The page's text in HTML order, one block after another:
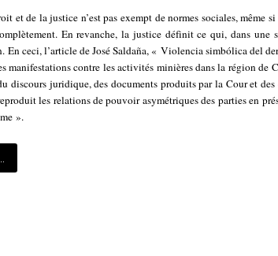
et de la justice n’est pas exempt de normes sociales, même
En revanche, la justice définit ce qui, dans une
En ceci, l’article de José Saldaña, « Violencia simbólica del
manifestations contre les activités minières dans la région de
discours juridique, des documents produits par la Cour et
les relations de pouvoir asymétriques des parties en
».